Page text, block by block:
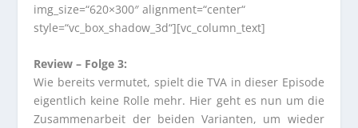
img_size=“620×300″ alignment=“center“
style=“vc_box_shadow_3d“][vc_column_text]
Review – Folge 3:
Wie bereits vermutet, spielt die TVA in dieser Episode
eigentlich keine Rolle mehr. Hier geht es nun um die
Zusammenarbeit der beiden Varianten, um wieder